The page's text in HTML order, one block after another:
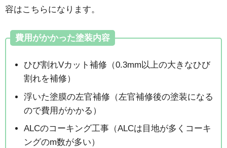
容はこちらになります。
費用がかかった塗装内容
ひび割れVカット補修（0.3mm以上の大きなひび
割れを補修）
浮いた塗膜の左官補修（左官補修後の塗装になる
ので費用がかかる）
ALCのコーキング工事（ALCは目地が多くコーキ
ングのm数が多い）